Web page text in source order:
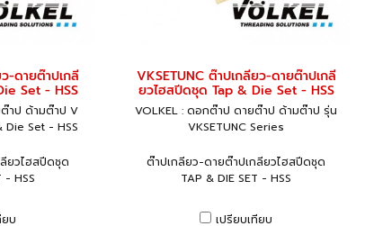
-ดายต๊าปเกลี
Set - HSS
าป ด้ามต๊าป V
Die Set - HSS
ยวไฮสปีดชุด
- HSS
ยบ
VKSETUNC ต๊าปเกลียว-ดายต๊าปเกลี
ยวไฮสปีดชุด Tap & Die Set - HSS
VOLKEL : ดอกต๊าป ดายต๊าป ด้ามต๊าป รุ่น
VKSETUNC Series
ต๊าปเกลียว-ดายต๊าปเกลียวไฮสปีดชุด
TAP & DIE SET - HSS
เปรียบเทียบ